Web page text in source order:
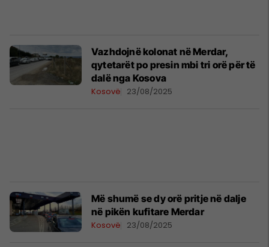
Vazhdojnë kolonat në Merdar,
qytetarët po presin mbi tri orë për të
dalë nga Kosova
Kosovë 23/08/2025
Më shumë se dy orë pritje në dalje
në pikën kufitare Merdar
Kosovë 23/08/2025